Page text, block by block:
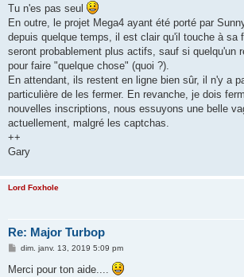
s
s
a
g
e
Tu n'es pas seul
En outre, le projet Mega4 ayant été porté par
depuis quelque temps, il est clair qu'il touche à sa
seront probablement plus actifs, sauf si quelqu'un
pour faire "quelque chose" (quoi ?).
En attendant, ils restent en ligne bien sûr, il n'y a
particulière de les fermer. En revanche, je dois
nouvelles inscriptions, nous essuyons une belle
actuellement, malgré les captchas.
++
Gary
Lord Foxhole
Re: Major Turbop
M
s
dim. janv. 13, 2019 5:09 pm
Merci pour ton aide....